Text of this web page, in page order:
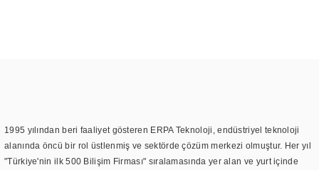
1995 yılından beri faaliyet gösteren ERPA Teknoloji, endüstriyel teknoloji
alanında öncü bir rol üstlenmiş ve sektörde çözüm merkezi olmuştur. Her yıl
"Türkiye'nin ilk 500 Bilişim Firması" sıralamasında yer alan ve yurt içinde